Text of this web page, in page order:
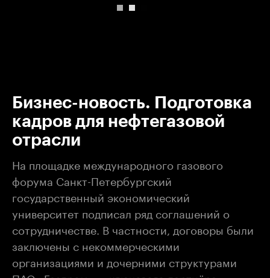
Бизнес-новость. Подготовка
кадров для нефтегазовой
отрасли
На площадке международного газового
форума Санкт-Петербургский
государственный экономический
университет подписал ряд соглашений о
сотрудничестве. В частности, договоры были
заключены с некоммерческими
организациями и дочерними структурами